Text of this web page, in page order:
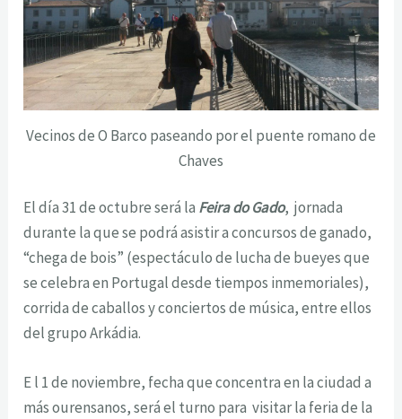
Vecinos de O Barco paseando por el puente romano de
Chaves
El día 31 de octubre será la Feira do Gado, jornada
durante la que se podrá asistir a concursos de ganado,
“chega de bois” (espectáculo de lucha de bueyes que
se celebra en Portugal desde tiempos inmemoriales),
corrida de caballos y conciertos de música, entre ellos
del grupo Arkádia.
E l 1 de noviembre, fecha que concentra en la ciudad a
más ourensanos, será el turno para visitar la feria de la